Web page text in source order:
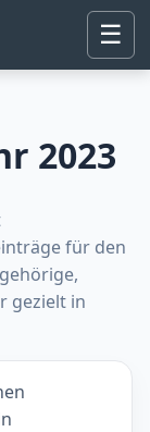
☰
2023
für den
gezielt in